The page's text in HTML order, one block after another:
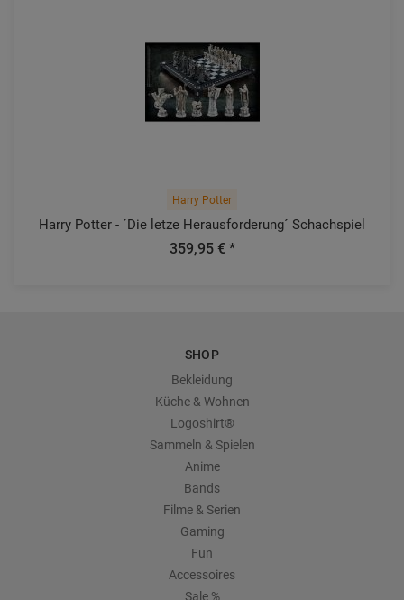
Harry Potter
Harry Potter - ´Die letze Herausforderung´ Schachspiel
359,95 € *
SHOP
Bekleidung
Küche & Wohnen
Logoshirt®
Sammeln & Spielen
Anime
Bands
Filme & Serien
Gaming
Fun
Accessoires
Sale %